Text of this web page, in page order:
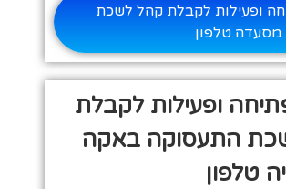
ופעילות לקבלת קהל לשכת
טלפון
ופעילות לקבלת
התעסוקה באקה
טלפון